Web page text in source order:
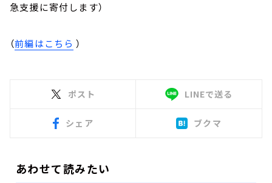
急支援に寄付します）
（前編はこちら ）
ポスト LINEで送る
シェア ブクマ
あわせて読みたい